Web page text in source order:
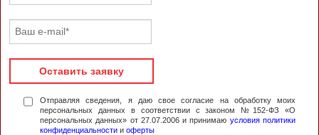
Оставить заявку
Отправляя сведения, я даю свое согласие на обработку моих
персональных данных в соответствии с законом №152-ФЗ «О
персональных данных» от 27.07.2006 и принимаю условия политики
конфиденциальности и оферты